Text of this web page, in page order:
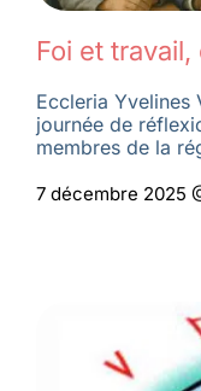
Foi et
Eccleria Yvelines
journée de
membres de la
7 décembre 2025